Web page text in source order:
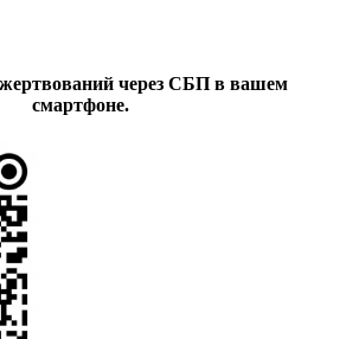
через СБП в вашем
смартфоне.